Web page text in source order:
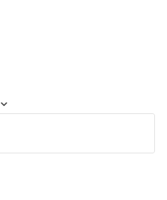
keyboard_arrow_down